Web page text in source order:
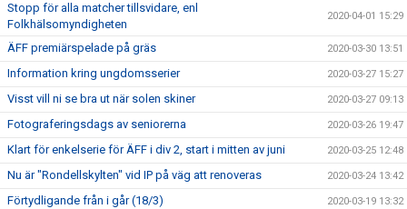
Stopp för alla matcher tillsvidare, enl
Folkhälsomyndigheten
2020-04-01 15:29
ÄFF premiärspelade på gräs 2020-03-30 13:51
Information kring ungdomsserier 2020-03-27 15:27
Visst vill ni se bra ut när solen skiner 2020-03-27 09:13
Fotograferingsdags av seniorerna 2020-03-26 19:47
Klart för enkelserie för ÄFF i div 2, start i mitten av juni 2020-03-25 12:48
Nu är "Rondellskylten" vid IP på väg att renoveras 2020-03-24 13:42
Förtydligande från i går (18/3) 2020-03-19 13:32